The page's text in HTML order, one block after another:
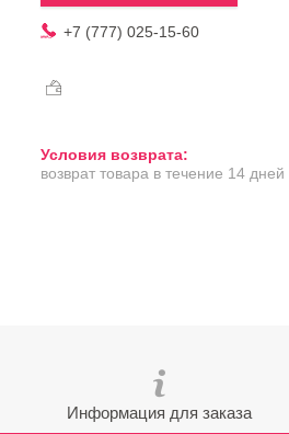
+7 (777) 025-15-60
возврат товара в течение 14 дней
Информация для заказа